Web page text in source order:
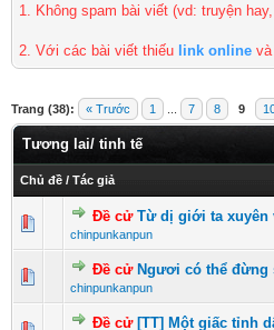
1. Không spam bài viết (vd: truyện
2. Với các bài viết thiếu link online và
Trang (38): « Trước 1 7 8 9
Tương lai/ tinh tế
Chủ đề / Tác giả
Đề cử Từ dị giới ta xuyên
chinpunkanpun
0 Vote(s) - 0 vượt
1234
Đề cử Ngươi có thể
chinpunkanpun
0 Vote(s) - 0 vượt
1234
Đề cử [TT] Một giấc tỉnh